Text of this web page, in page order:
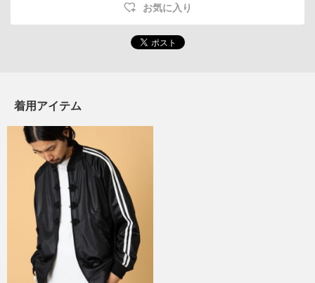
お気に入り
着用アイテム